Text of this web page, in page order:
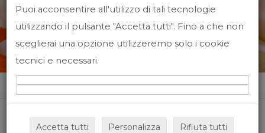
News&Events
Home News&events
Puoi acconsentire all'utilizzo di tali tecnologie
utilizzando il pulsante "Accetta tutti". Fino a che non
sceglierai una opzione utilizzeremo solo i cookie
tecnici e necessari.
Accetta tutti Personalizza Rifiuta tutti